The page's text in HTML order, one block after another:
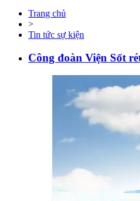
Trang chủ
>
Tin tức sự kiện
Công đoàn Viện Sốt